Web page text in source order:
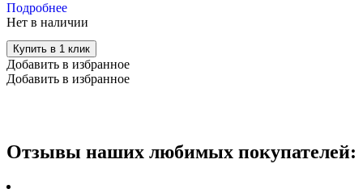
Подробнее
Нет в наличии
Купить в 1 клик
Добавить в избранное
Добавить в избранное
Отзывы наших любимых покупателей: